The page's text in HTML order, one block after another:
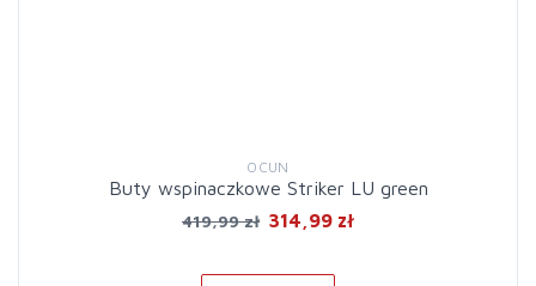
OCUN
Buty wspinaczkowe Striker LU green
419,99 zł 314,99 zł